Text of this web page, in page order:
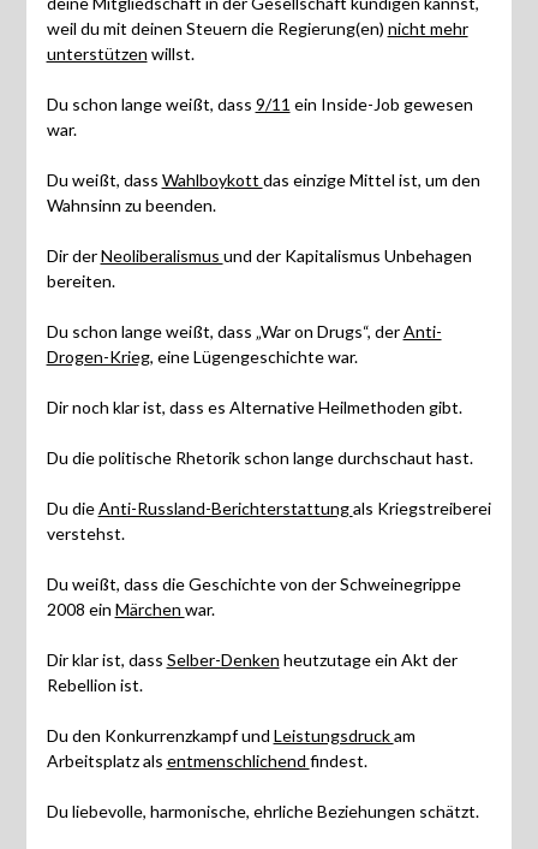
weil du mit deinen Steuern die Regierung(en) nicht mehr
unterstützen willst.
Du schon lange weißt, dass 9/11 ein Inside-Job gewesen
war.
Du weißt, dass Wahlboykott das einzige Mittel ist, um den
Wahnsinn zu beenden.
Dir derNeoliberalismus und der Kapitalismus Unbehagen
bereiten.
Du schon lange weißt, dass „War on Drugs“, derAnti-
Drogen-Krieg, eine Lügengeschichte war.
Dir noch klar ist, dass es Alternative Heilmethoden gibt.
Du die politische Rhetorik schon lange durchschaut hast.
Du dieAnti-Russland-Berichterstattungals Kriegstreiberei
verstehst.
Du weißt, dass die Geschichte von der Schweinegrippe
2008 ein Märchen war.
Dir klar ist, dass Selber-Denken heutzutage ein Akt der
Rebellion ist.
Du den Konkurrenzkampf und Leistungsdruckam
Arbeitsplatz als entmenschlichend findest.
Du liebevolle, harmonische, ehrliche Beziehungen schätzt.